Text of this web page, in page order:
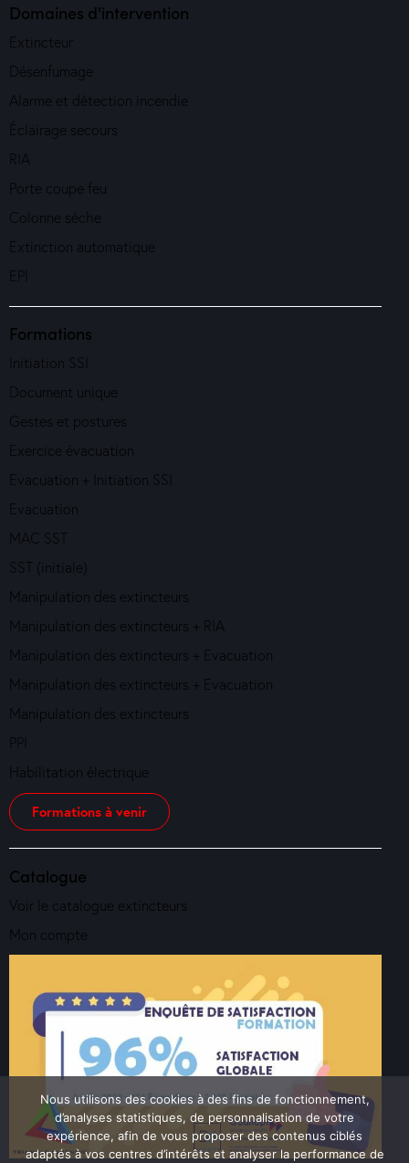
Domaines d'intervention
Extincteur
Désenfumage
Alarme et détection incendie
Éclairage secours
RIA
Porte coupe feu
Colonne sèche
Extinction automatique
EPI
Formations
Initiation SSI
Document unique
Gestes et postures
Exercice évacuation
Evacuation + Initiation SSI
Evacuation
MAC SST
SST (initiale)
Manipulation des extincteurs
Manipulation des extincteurs + RIA
Manipulation des extincteurs + Evacuation
Manipulation des extincteurs + Evacuation
Manipulation des extincteurs
PPI
Habilitation électrique
Formations à venir
Catalogue
Voir le catalogue extincteurs
Mon compte
Nous utilisons des cookies à des fins de fonctionnement,
d’analyses statistiques, de personnalisation de votre
expérience, afin de vous proposer des contenus ciblés
adaptés à vos centres d’intérêts et analyser la performance de